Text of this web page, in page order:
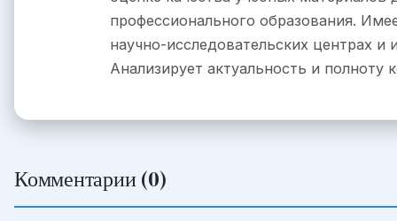
профессионального образования.
научно-исследовательских центрах и
Анализирует актуальность и полноту
Комментарии (0)